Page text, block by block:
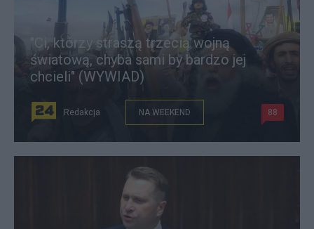
"Ci, którzy straszą trzecią wojną
światową, chyba sami by bardzo jej
chcieli" (WYWIAD)
Redakcja NA WEEKEND 88